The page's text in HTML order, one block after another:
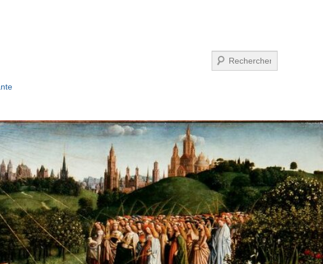
Suchen